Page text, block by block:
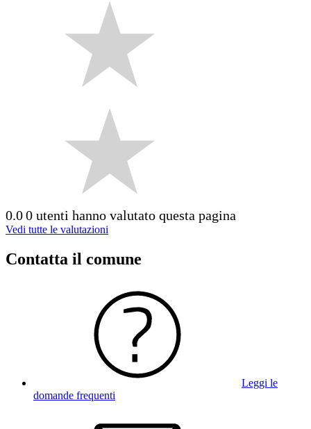
0.00 utenti hanno valutato questa pagina
Vedi tutte le valutazioni
Contatta il comune
Leggi le
domande frequenti